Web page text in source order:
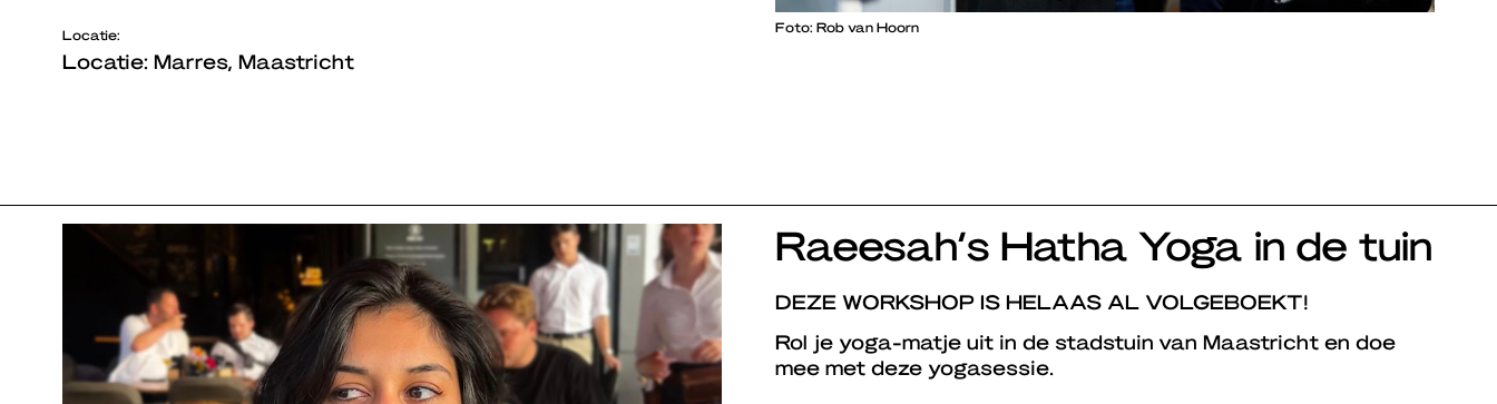
Locatie:
Locatie: Marres, Maastricht
Foto: Rob van Hoorn
Raeesah’s Hatha Yoga in de tuin
DEZE WORKSHOP IS HELAAS AL VOLGEBOEKT!
Rol je yoga-matje uit in de stadstuin van Maastricht en doe
mee met deze yogasessie.